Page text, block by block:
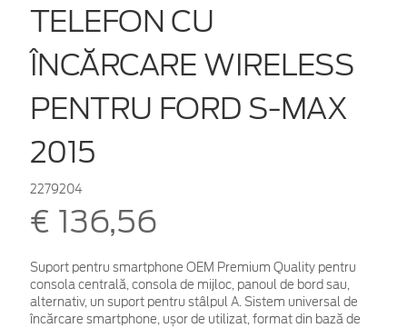
TELEFON CU
ÎNCĂRCARE WIRELESS
PENTRU FORD S-MAX
2015
2279204
€ 136,56
Suport pentru smartphone OEM Premium Quality pentru
consola centrală, consola de mijloc, panoul de bord sau,
alternativ, un suport pentru stâlpul A. Sistem universal de
încărcare smartphone, ușor de utilizat, format din bază de